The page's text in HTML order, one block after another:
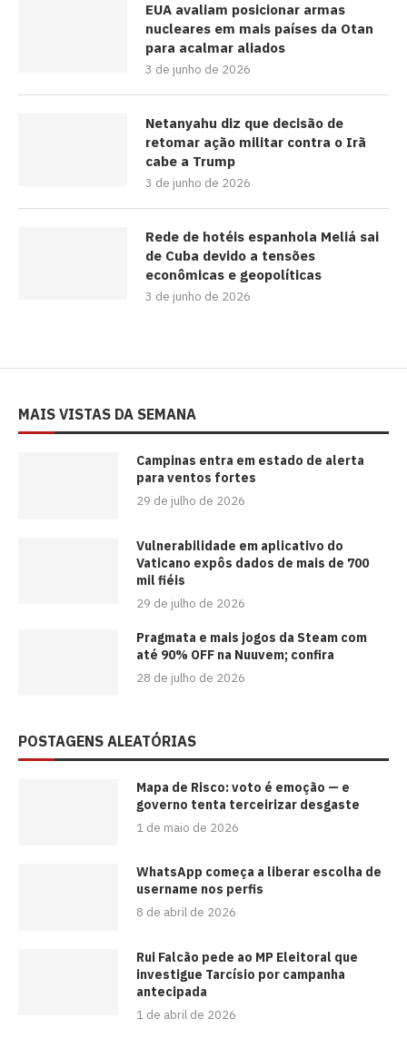
EUA avaliam posicionar armas
nucleares em mais países da Otan
para acalmar aliados
3 de junho de 2026
Netanyahu diz que decisão de
retomar ação militar contra o Irã
cabe a Trump
3 de junho de 2026
Rede de hotéis espanhola Meliá sai
de Cuba devido a tensões
econômicas e geopolíticas
3 de junho de 2026
MAIS VISTAS DA SEMANA
Campinas entra em estado de alerta
para ventos fortes
29 de julho de 2026
Vulnerabilidade em aplicativo do
Vaticano expôs dados de mais de 700
mil fiéis
29 de julho de 2026
Pragmata e mais jogos da Steam com
até 90% OFF na Nuuvem; confira
28 de julho de 2026
POSTAGENS ALEATÓRIAS
Mapa de Risco: voto é emoção — e
governo tenta terceirizar desgaste
1 de maio de 2026
WhatsApp começa a liberar escolha de
username nos perfis
8 de abril de 2026
Rui Falcão pede ao MP Eleitoral que
investigue Tarcísio por campanha
antecipada
1 de abril de 2026